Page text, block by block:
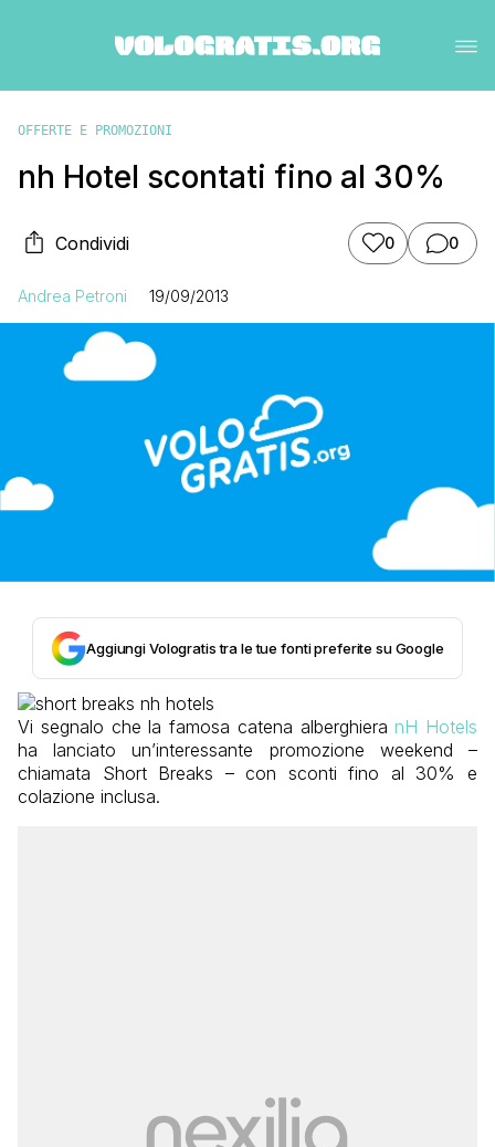
OFFERTE E PROMOZIONI
nh Hotel scontati fino al 30%
Condividi 0 0
Andrea Petroni 19/09/2013
Aggiungi Vologratis tra le tue fonti preferite su Google
Vi segnalo che la famosa catena alberghiera nH Hotels
ha lanciato un’interessante promozione weekend –
chiamata Short Breaks – con sconti fino al 30% e
colazione inclusa.